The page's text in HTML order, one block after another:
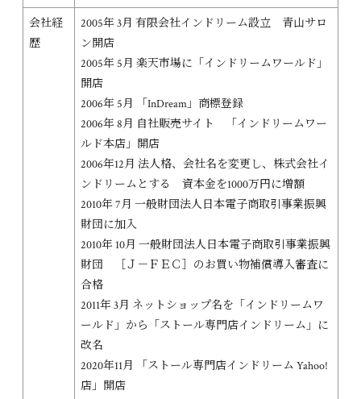
会社経
歴
2005年 3月 有限会社インドリーム設立 青山サロ
ン開店
2005年 5月 楽天市場に「インドリームワールド」
開店
2006年 5月 「InDream」商標登録
2006年 8月 自社販売サイト 「インドリームワー
ルド本店」開店
2006年12月 法人格、会社名を変更し、株式会社イ
ンドリームとする 資本金を1000万円に増額
2010年 7月 一般財団法人日本電子商取引事業振興
財団に加入
2010年 10月 一般財団法人日本電子商取引事業振興
財団 ［Ｊ－ＦＥＣ］のお買い物補償導入審査に
合格
2011年 3月 ネットショップ名を「インドリームワ
ールド」から「ストール専門店インドリーム」に
改名
2020年11月 「ストール専門店インドリーム Yahoo!
店」開店